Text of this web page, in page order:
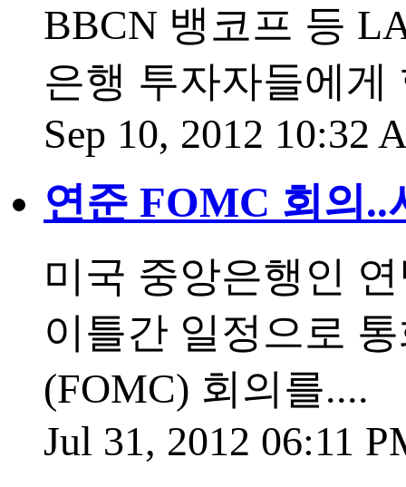
BBCN 뱅코프 등
은행 투자자들에
Sep 10, 2012 10:32
연준 FOMC 회의..
미국 중앙은행인
이틀간 일정으로
(FOMC) 회의를....
Jul 31, 2012 06:11